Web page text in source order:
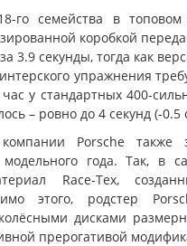
го семейства в
коробкой
3.9 секунды, тогда как
упражнения
у стандартных 400-
– ровно до 4 секунд (-0.5
Porsche также
года. Так, в
Race-Tex,
этого, родстер
колёсными дисками
прерогативой